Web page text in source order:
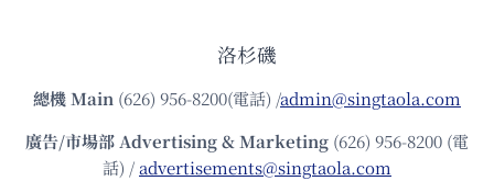
洛杉磯
總機Main (626) 956-8200(電話) /admin@singtaola.com
廣告/市場部Advertising & Marketing (626) 956-8200 (電
話) /advertisements@singtaola.com